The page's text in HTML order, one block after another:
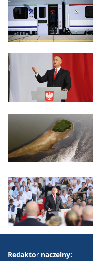
Redaktor naczelny: